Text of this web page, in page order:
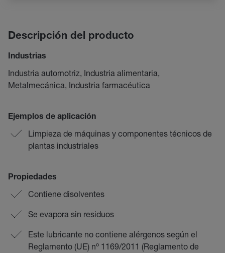
Descripción del producto
Industrias
Industria automotriz, Industria alimentaria,
Metalmecánica, Industria farmacéutica
Ejemplos de aplicación
Limpieza de máquinas y componentes técnicos de
plantas industriales
Propiedades
Contiene disolventes
Se evapora sin residuos
Este lubricante no contiene alérgenos según el
Reglamento (UE) nº 1169/2011 (Reglamento de